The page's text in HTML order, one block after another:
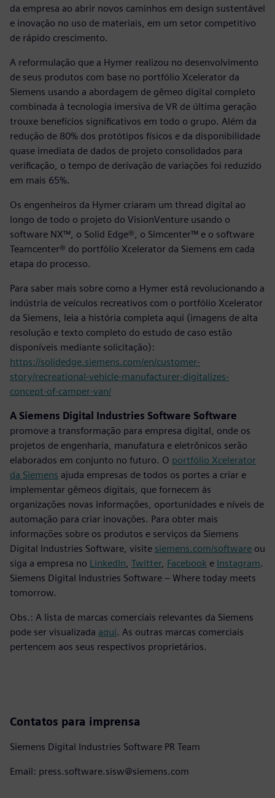
da empresa ao abrir novos caminhos em design sustentável
e inovação no uso de materiais, em um setor competitivo
de rápido crescimento.
A reformulação que a Hymer realizou no desenvolvimento
de seus produtos com base no portfólio Xcelerator da
Siemens usando a abordagem de gêmeo digital completo
combinada à tecnologia imersiva de VR de última geração
trouxe benefícios significativos em todo o grupo. Além da
redução de 80% dos protótipos físicos e da disponibilidade
quase imediata de dados de projeto consolidados para
verificação, o tempo de derivação de variações foi reduzido
em mais 65%.
Os engenheiros da Hymer criaram um thread digital ao
longo de todo o projeto do VisionVenture usando o
software NX™, o Solid Edge®, o Simcenter™ e o software
Teamcenter® do portfólio Xcelerator da Siemens em cada
etapa do processo.
Para saber mais sobre como a Hymer está revolucionando a
indústria de veículos recreativos com o portfólio Xcelerator
da Siemens, leia a história completa aqui (imagens de alta
resolução e texto completo do estudo de caso estão
disponíveis mediante solicitação):
https://solidedge.siemens.com/en/customer-
story/recreational-vehicle-manufacturer-digitalizes-
concept-of-camper-van/
A Siemens Digital Industries Software Software
promove a transformação para empresa digital, onde os
projetos de engenharia, manufatura e eletrônicos serão
elaborados em conjunto no futuro. O portfólio Xcelerator
da Siemens ajuda empresas de todos os portes a criar e
implementar gêmeos digitais, que fornecem às
organizações novas informações, oportunidades e níveis de
automação para criar inovações. Para obter mais
informações sobre os produtos e serviços da Siemens
Digital Industries Software, visite siemens.com/software ou
siga a empresa no LinkedIn Twitter, Facebook e Instagram.
Siemens Digital Industries Software – Where today meets
tomorrow.
Obs.: A lista de marcas comerciais relevantes da Siemens
pode ser visualizada aqui. As outras marcas comerciais
pertencem aos seus respectivos proprietários.
Contatos para imprensa
Siemens Digital Industries Software PR Team
Email: press.software.sisw@siemens.com